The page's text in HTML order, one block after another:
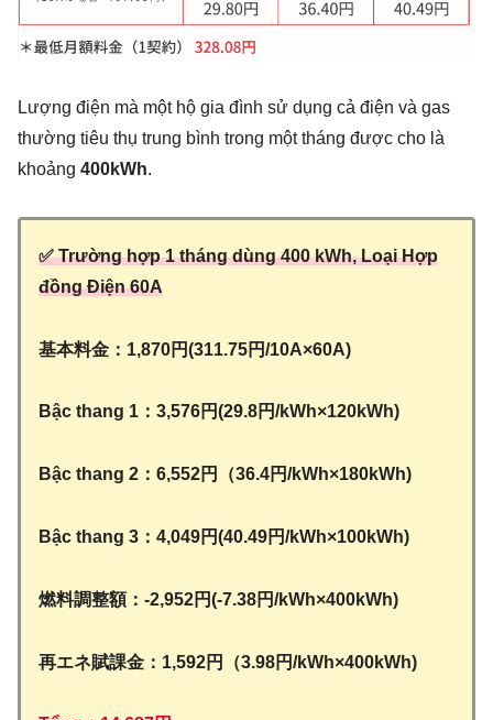
Lượng điện mà một hộ gia đình sử dụng cả điện và gas
thường tiêu thụ trung bình trong một tháng được cho là
khoảng 400kWh.
✅ Trường hợp 1 tháng dùng 400 kWh, Loại Hợp
đồng Điện 60A
基本料金：1,870円(311.75円/10A×60A)
Bậc thang 1：3,576円(29.8円/kWh×120kWh)
Bậc thang 2：6,552円（36.4円/kWh×180kWh)
Bậc thang 3：4,049円(40.49円/kWh×100kWh)
燃料調整額：‐2,952円(‐7.38円/kWh×400kWh)
再エネ賦課金：1,592円（3.98円/kWh×400kWh)